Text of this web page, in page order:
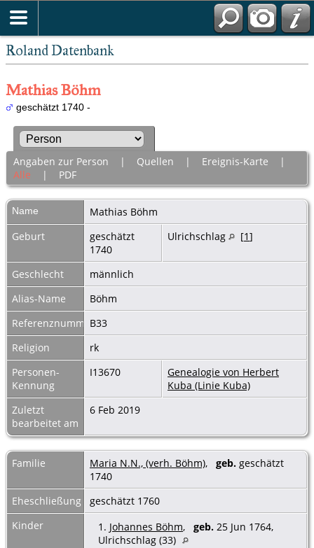
Roland Datenbank
Mathias Böhm
geschätzt 1740 -
Angaben zur Person | Quellen | Ereignis-Karte |
Alle | PDF
Name Mathias Böhm
Geburt
geschätzt
1740
Ulrichschlag [1]
Geschlecht
männlich
Alias-Name
Böhm
ReferenznummerB33
Religion
rk
Personen-
Kennung
I13670
Genealogie von Herbert
Kuba (Linie Kuba)
Zuletzt
bearbeitet am
6 Feb 2019
Familie Maria N.N., (verh. Böhm), geb. geschätzt
1740
Eheschließung
geschätzt 1760
Kinder
1. Johannes Böhm, geb. 25 Jun 1764,
Ulrichschlag (33)